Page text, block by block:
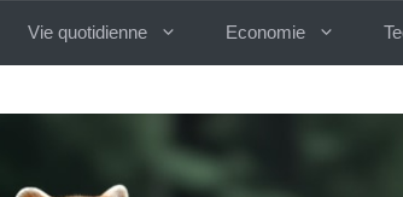
Vie quotidienne Economie